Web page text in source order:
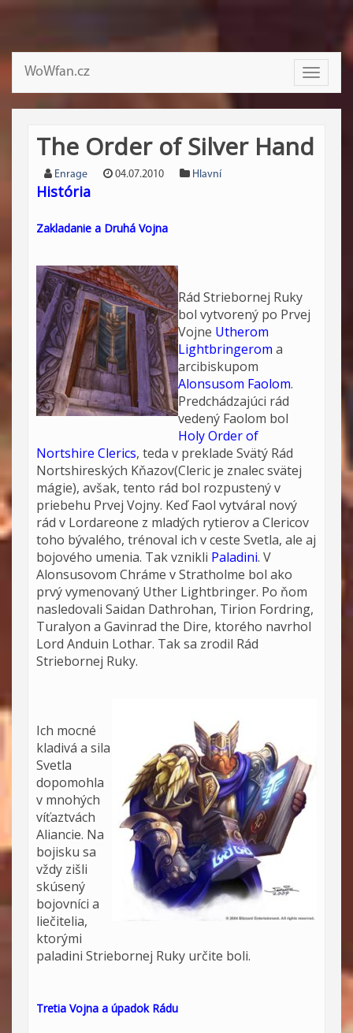
Toggle
WoWfan.cz
The Order of Silver Hand
Enrage 04.07.2010 Hlavní
História
Zakladanie a Druhá Vojna
Rád Striebornej Ruky
bol vytvorený po Prvej
Vojne Utherom
Lightbringerom a
arcibiskupom
Alonsusom Faolom.
Predchádzajúci rád
vedený Faolom bol
Holy Order of
Nortshire Clerics, teda v preklade Svätý Rád
Nortshireských Kňazov(Cleric je znalec svätej
mágie), avšak, tento rád bol rozpustený v
priebehu Prvej Vojny. Keď Faol vytváral nový
rád v Lordareone z mladých rytierov a Clericov
toho bývalého, trénoval ich v ceste Svetla, ale aj
bojového umenia. Tak vznikli Paladini. V
Alonsusovom Chráme v Stratholme bol ako
prvý vymenovaný Uther Lightbringer. Po ňom
nasledovali Saidan Dathrohan, Tirion Fordring,
Turalyon a Gavinrad the Dire, ktorého navrhol
Lord Anduin Lothar. Tak sa zrodil Rád
Striebornej Ruky.
Ich mocné
kladivá a sila
Svetla
dopomohla
v mnohých
víťaztvách
Aliancie. Na
bojisku sa
vždy zišli
skúsený
bojovníci a
liečitelia,
ktorými
paladini Striebornej Ruky určite boli.
Tretia Vojna a úpadok Rádu